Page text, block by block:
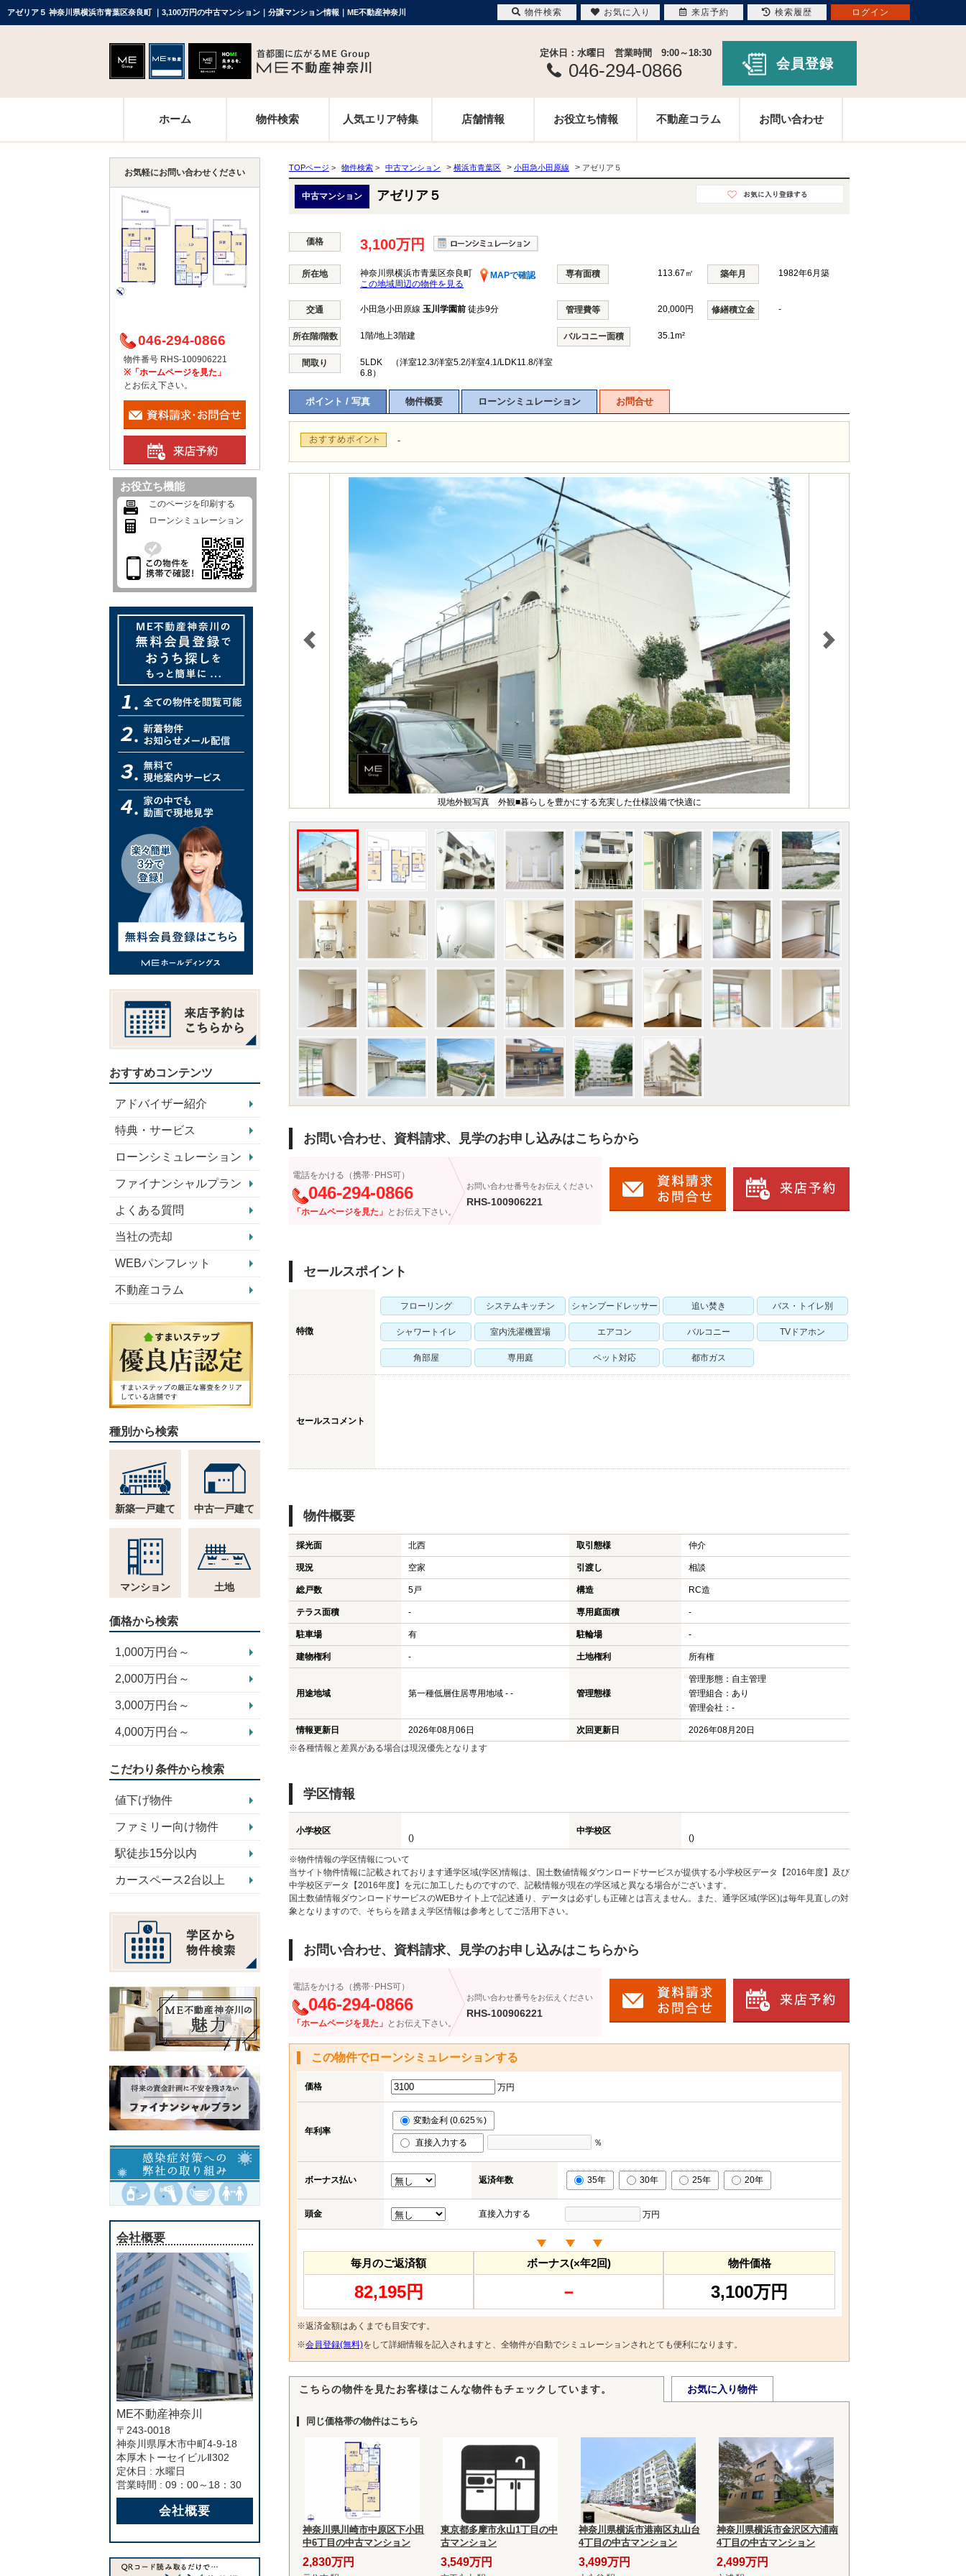
アゼリア５ 神奈川県横浜市青葉区奈良町 ｜3,100万円の中古マンション｜分譲マンション情報｜ME不動産神奈川
定休日：水曜日 営業時間 9:00～18:30
046-294-0866 会員登録
ホーム 物件検索 人気エリア特集 店舗情報 お役立ち情報 不動産コラム お問い合わせ
TOPページ > 物件検索 > 中古マンション > 横浜市青葉区 > 小田急小田原線 > アゼリア５
中古マンション アゼリア５
価格 3,100万円
所在地 神奈川県横浜市青葉区奈良町
MAPで確認
この地域周辺の物件を見る
専有面積 113.67㎡ 築年月 1982年6月築
交通 小田急小田原線 玉川学園前 徒歩9分 管理費等 20,000円 修繕積立金 -
所在階/階数 1階/地上3階建 バルコニー面積 35.1m²
間取り
5LDK （洋室12.3/洋室5.2/洋室4.1/LDK11.8/洋室
6.8）
ポイント / 写真 物件概要 ローンシミュレーション お問合せ
-
現地外観写真 外観■暮らしを豊かにする充実した仕様設備で快適に
お問い合わせ、資料請求、見学のお申し込みはこちらから
電話をかける（携帯･PHS可）
046-294-0866
「ホームページを見た」 とお伝え下さい。
お問い合わせ番号をお伝えください
RHS-100906221
セールスポイント
特徴
フローリング システムキッチン シャンプードレッサー 追い焚き バス・トイレ別
シャワートイレ 室内洗濯機置場 エアコン バルコニー TVドアホン
角部屋 専用庭 ペット対応 都市ガス
セールスコメント
物件概要
採光面 北西 取引態様 仲介
現況 空家 引渡し 相談
総戸数 5戸 構造 RC造
テラス面積 - 専用庭面積 -
駐車場 有 駐輪場 -
建物権利 - 土地権利 所有権
用途地域 第一種低層住居専用地域 - - 管理態様
管理形態：自主管理
管理組合：あり
管理会社：-
情報更新日 2026年08月06日 次回更新日
2026年08月20日
※各種情報と差異がある場合は現況優先となります
学区情報
小学校区
()
中学校区
()
※物件情報の学区情報について
当サイト物件情報に記載されております通学区域(学区)情報は、国土数値情報ダウンロードサービスが提供する小学校区データ【2016年度】及び
中学校区データ【2016年度】を元に加工したものですので、記載情報が現在の学区域と異なる場合がございます。
国土数値情報ダウンロードサービスのWEBサイト上で記述通り、データは必ずしも正確とは言えません。また、通学区域(学区)は毎年見直しの対
象となりますので、そちらを踏まえ学区情報は参考としてご活用下さい。
お問い合わせ、資料請求、見学のお申し込みはこちらから
電話をかける（携帯･PHS可）
046-294-0866
「ホームページを見た」 とお伝え下さい。
お問い合わせ番号をお伝えください
RHS-100906221
この物件でローンシミュレーションする
価格 万円
年利率
変動金利 (0.625％)
直接入力する ％
ボーナス払い 返済年数 35年 30年 25年 20年
頭金 直接入力する 万円
毎月のご返済額
82,195円
ボーナス(×年2回)
－
物件価格
3,100万円
※返済金額はあくまでも目安です。
※会員登録(無料)をして詳細情報を記入されますと、全物件が自動でシミュレーションされとても便利になります。
こちらの物件を見たお客様はこんな物件もチェックしています。 お気に入り物件
同じ価格帯の物件はこちら
神奈川県川崎市中原区下小田
中6丁目の中古マンション
2,830万円
東京都多摩市永山1丁目の中
古マンション
3,549万円
神奈川県横浜市港南区丸山台
4丁目の中古マンション
3,499万円
神奈川県横浜市金沢区六浦南
4丁目の中古マンション
2,499万円
お気軽にお問い合わせください
046-294-0866
物件番号 RHS-100906221
※「ホームページを見た」
とお伝え下さい。
お役立ち機能
このページを印刷する
ローンシミュレーション
おすすめコンテンツ
アドバイザー紹介
特典・サービス
ローンシミュレーション
ファイナンシャルプラン
よくある質問
当社の売却
WEBパンフレット
不動産コラム
種別から検索
新築一戸建て 中古一戸建て
マンション 土地
価格から検索
1,000万円台～
2,000万円台～
3,000万円台～
4,000万円台～
こだわり条件から検索
値下げ物件
ファミリー向け物件
駅徒歩15分以内
カースペース2台以上
会社概要
ME不動産神奈川
〒243-0018
神奈川県厚木市中町4-9-18
本厚木トーセイビルⅡ302
定休日 : 水曜日
営業時間 : 09：00～18：30
会社概要
物件検索 お気に入り 来店予約 検索履歴 ログイン